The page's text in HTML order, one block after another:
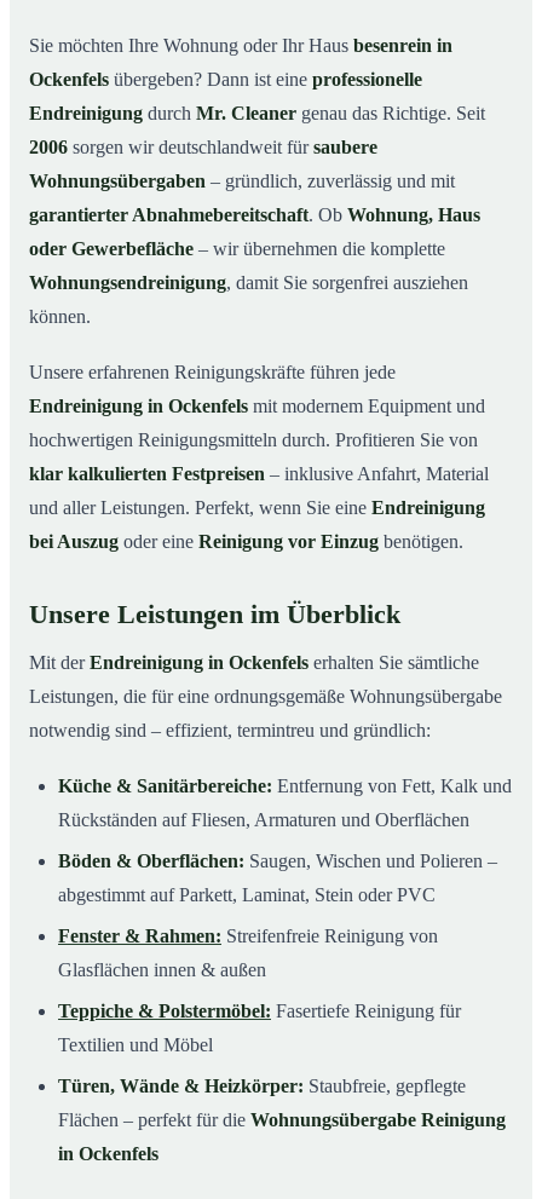
03Warum Mr. Cleaner in Ockenfels?
04So läuft die Endreinigung in Ockenfels ab
05Typische Anlässe für eine Endreinigung
07Jetzt Angebot anfordern
08So sieht eine professionelle Endreinigung in
Sie möchten Ihre Wohnung oder Ihr Haus besenrein in
Ockenfels übergeben? Dann ist eine professionelle
Endreinigung durch Mr. Cleaner genau das Richtige. Seit
2006 sorgen wir deutschlandweit fürsaubere
Wohnungsübergaben – gründlich, zuverlässig und mit
garantierter Abnahmebereitschaft. Ob Wohnung, Haus
oder Gewerbefläche – wir übernehmen die komplette
Wohnungsendreinigung, damit Sie sorgenfrei ausziehen
können.
Unsere erfahrenen Reinigungskräfte führen jede
Endreinigung in Ockenfels mit modernem Equipment und
hochwertigen Reinigungsmitteln durch. Profitieren Sie von
klar kalkulierten Festpreisen – inklusive Anfahrt, Material
und aller Leistungen. Perfekt, wenn Sie eine Endreinigung
bei Auszug oder eine Reinigung vor Einzug benötigen.
Unsere Leistungen im Überblick
Mit derEndreinigung in Ockenfels erhalten Sie sämtliche
Leistungen, die für eine ordnungsgemäße Wohnungsübergabe
notwendig sind – effizient, termintreu und gründlich:
Küche & Sanitärbereiche: Entfernung von Fett, Kalk und
Rückständen auf Fliesen, Armaturen und Oberflächen
Böden & Oberflächen: Saugen, Wischen und Polieren –
abgestimmt auf Parkett, Laminat, Stein oder PVC
Fenster & Rahmen: Streifenfreie Reinigung von
Glasflächen innen & außen
Teppiche & Polstermöbel: Fasertiefe Reinigung für
Textilien und Möbel
Türen, Wände & Heizkörper: Staubfreie, gepflegte
Flächen – perfekt für die Wohnungsübergabe Reinigung
in Ockenfels